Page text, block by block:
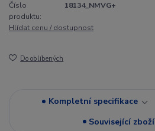
Číslo
produktu:
18134_NMVG+
Hlídat cenu / dostupnost
Do oblíbených
Kompletní specifikace
Související zboží